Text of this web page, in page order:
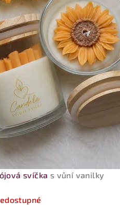
svíčka s vůní vanilky